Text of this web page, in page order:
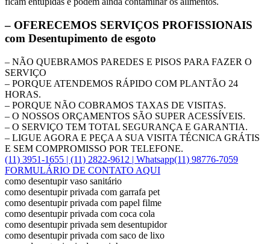
– OFERECEMOS SERVIÇOS PROFISSIONAIS
com Desentupimento de esgoto
– NÃO QUEBRAMOS PAREDES E PISOS PARA FAZER O
SERVIÇO
– PORQUE ATENDEMOS RÁPIDO COM PLANTÃO 24
HORAS.
– PORQUE NÃO COBRAMOS TAXAS DE VISITAS.
– O NOSSOS ORÇAMENTOS SÃO SUPER ACESSÍVEIS.
– O SERVIÇO TEM TOTAL SEGURANÇA E GARANTIA.
– LIGUE AGORA E PEÇA A SUA VISITA TÉCNICA GRÁTIS
E SEM COMPROMISSO POR TELEFONE.
(11) 3951-1655 | (11) 2822-9612 | Whatsapp(11) 98776-7059
FORMULÁRIO DE CONTATO AQUI
como desentupir vaso sanitário
como desentupir privada com garrafa pet
como desentupir privada com papel filme
como desentupir privada com coca cola
como desentupir privada sem desentupidor
como desentupir privada com saco de lixo